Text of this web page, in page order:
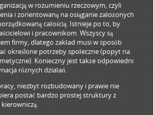
w rozumieniu rzeczowym, czyli
i zorientowaną na osiąganie założonych
całością. Istnieje po to, by
i pracownikom. Wszyscy są
firmy, dlatego zakład musi w sposób
określone potrzeby społeczne (popyt na
Konieczny jest także odpowiedni
różnych działań.
niezbyt rozbudowany i prawie nie
postać bardzo prostej struktury z